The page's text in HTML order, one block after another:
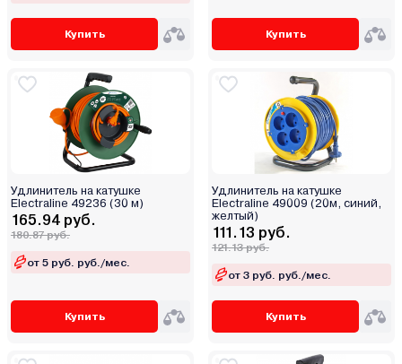
Купить Купить
Удлинитель на катушке
Electraline 49236 (30 м)
165.94 руб.
180.87 руб.
от 5 руб. руб./мес.
Купить
Удлинитель на катушке
Electraline 49009 (20м, синий,
желтый)
111.13 руб.
121.13 руб.
от 3 руб. руб./мес.
Купить